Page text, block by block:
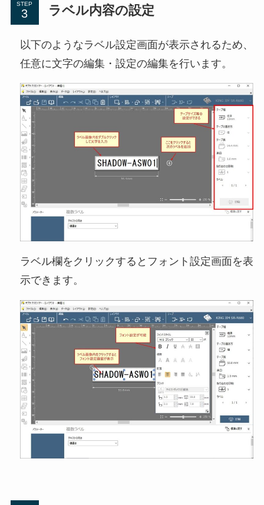
STEP ラベル内容の設定
以下のようなラベル設定画面が表示されるため、
任意に文字の編集・設定の編集を行います。
ラベル欄をクリックするとフォント設定画面を表
示できます。